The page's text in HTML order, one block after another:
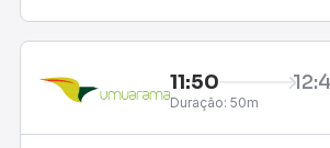
11:50
Duração: 50m